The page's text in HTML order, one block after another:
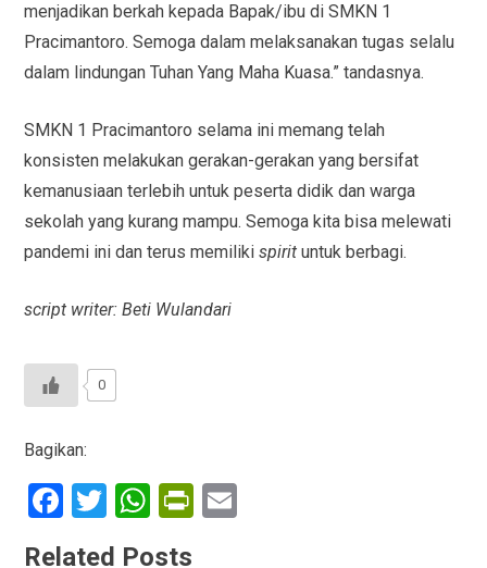
menjadikan berkah kepada Bapak/ibu di SMKN 1
Pracimantoro. Semoga dalam melaksanakan tugas selalu
dalam lindungan Tuhan Yang Maha Kuasa.” tandasnya.
SMKN 1 Pracimantoro selama ini memang telah
konsisten melakukan gerakan-gerakan yang bersifat
kemanusiaan terlebih untuk peserta didik dan warga
sekolah yang kurang mampu. Semoga kita bisa melewati
pandemi ini dan terus memilikispirit untuk berbagi.
script writer: Beti Wulandari
0
Bagikan:
F
T
wi
W
Pr
Related Posts